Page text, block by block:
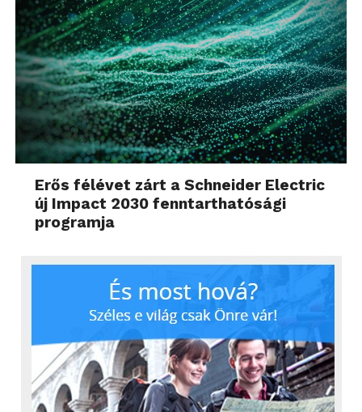
Erős félévet zárt a Schneider Electric
új Impact 2030 fenntarthatósági
programja